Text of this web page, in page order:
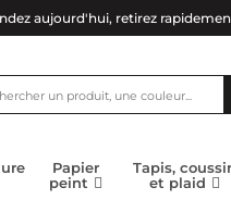
aujourd'hui, retirez
Papier
peint
Tapis,
et plaid